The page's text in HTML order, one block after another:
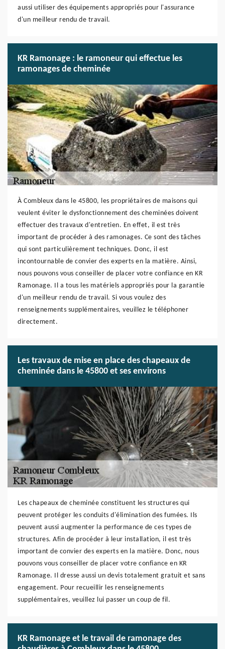
aussi utiliser des équipements appropriés pour l'assurance
d'un meilleur rendu de travail.
KR Ramonage : le ramoneur qui effectue les
ramonages de cheminée
À Combleux dans le 45800, les propriétaires de maisons qui
veulent éviter le dysfonctionnement des cheminées doivent
effectuer des travaux d'entretien. En effet, il est très
important de procéder à des ramonages. Ce sont des tâches
qui sont particulièrement techniques. Donc, il est
incontournable de convier des experts en la matière. Ainsi,
nous pouvons vous conseiller de placer votre confiance en KR
Ramonage. Il a tous les matériels appropriés pour la garantie
d'un meilleur rendu de travail. Si vous voulez des
renseignements supplémentaires, veuillez le téléphoner
directement.
Les travaux de mise en place des chapeaux de
cheminée dans le 45800 et ses environs
Les chapeaux de cheminée constituent les structures qui
peuvent protéger les conduits d'élimination des fumées. Ils
peuvent aussi augmenter la performance de ces types de
structures. Afin de procéder à leur installation, il est très
important de convier des experts en la matière. Donc, nous
pouvons vous conseiller de placer votre confiance en KR
Ramonage. Il dresse aussi un devis totalement gratuit et sans
engagement. Pour recueillir les renseignements
supplémentaires, veuillez lui passer un coup de fil.
KR Ramonage et le travail de ramonage des